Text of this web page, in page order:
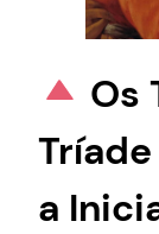
Os
a